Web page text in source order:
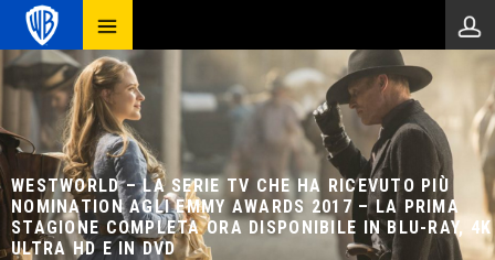
WESTWORLD – LA SERIE TV CHE HA RICEVUTO PIÙ
NOMINATION AGLI EMMY AWARDS 2017 – LA PRIMA
STAGIONE COMPLETA ORA DISPONIBILE IN BLU-RAY, 4K
ULTRA HD E IN DVD